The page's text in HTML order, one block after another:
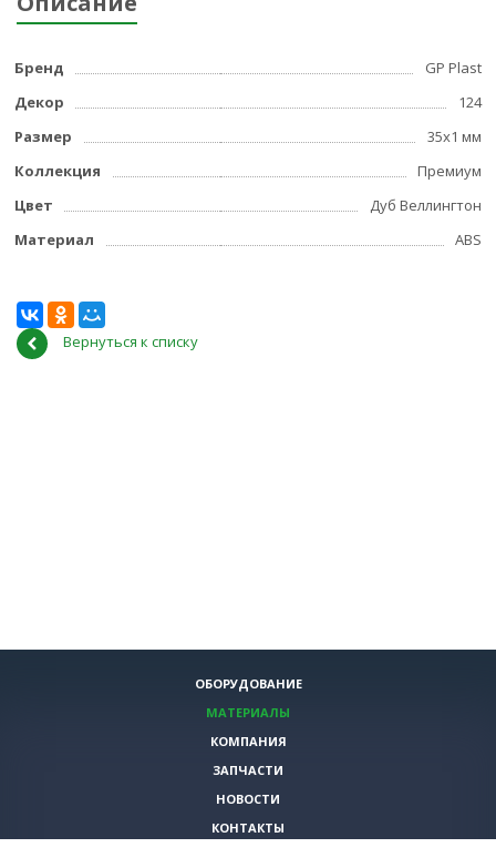
Бренд
GP Plast
Декор
124
Размер
35x1 мм
Коллекция
Премиум
Цвет
Дуб Веллингтон
Материал
ABS
Вернуться к списку
ОБОРУДОВАНИЕ
МАТЕРИАЛЫ
КОМПАНИЯ
ЗАПЧАСТИ
НОВОСТИ
КОНТАКТЫ